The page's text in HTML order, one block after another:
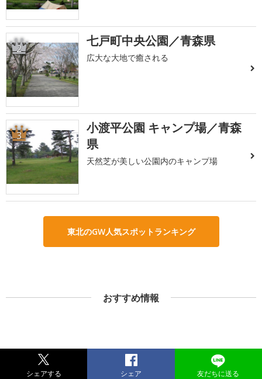
2 七戸町中央公園／青森県
広大な大地で癒される
3
小渡平公園 キャンプ場／青森
県
天然芝が美しい公園内のキャンプ場
東北のGW人気スポットランキング
おすすめ情報
シェアする シェア 友だちに送る